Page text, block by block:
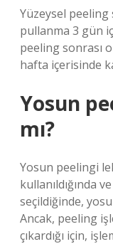
Yüzeysel peeling
pullanma 3 gün
peeling sonrası
hafta içerisinde
Yosun
mı?
Yosun peelingi
kullanıldığında
seçildiğinde,
Ancak, peeling
çıkardığı için,